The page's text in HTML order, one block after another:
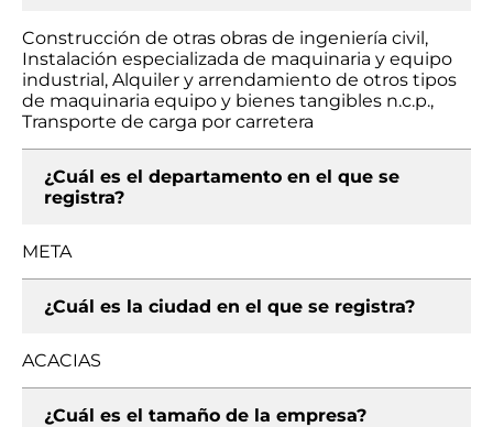
Construcción de otras obras de ingeniería civil,
Instalación especializada de maquinaria y equipo
industrial, Alquiler y arrendamiento de otros tipos
de maquinaria equipo y bienes tangibles n.c.p.,
Transporte de carga por carretera
¿Cuál es el departamento en el que se
registra?
META
¿Cuál es la ciudad en el que se registra?
ACACIAS
¿Cuál es el tamaño de la empresa?